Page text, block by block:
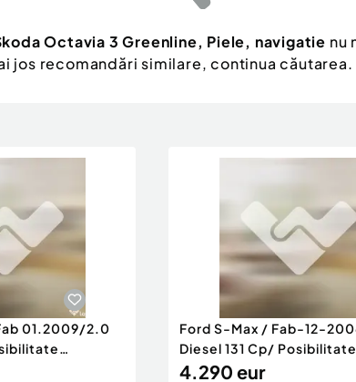
Octavia 3 Greenline, Piele, navigatie nu
jos recomandări similare, continua căutarea.
01.2009/2.0
Ford S-Max / Fab-12-
Diesel 131 Cp/
4.290 eur